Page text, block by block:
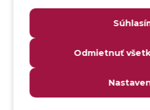
Analýza webových stránok a
Analyzovateľnosť
Anti-malvér
Odmietnuť